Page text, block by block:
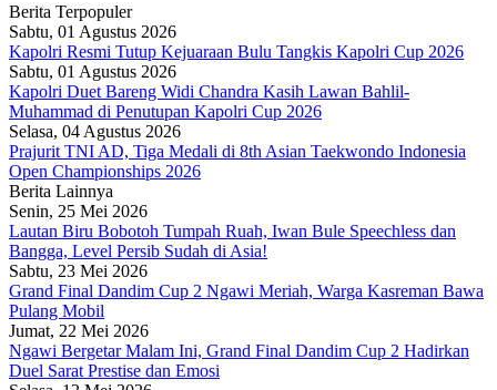
Berita Terpopuler
Sabtu, 01 Agustus 2026
Kapolri Resmi Tutup Kejuaraan Bulu Tangkis Kapolri Cup 2026
Sabtu, 01 Agustus 2026
Kapolri Duet Bareng Widi Chandra Kasih Lawan Bahlil-
Muhammad di Penutupan Kapolri Cup 2026
Selasa, 04 Agustus 2026
Prajurit TNI AD, Tiga Medali di 8th Asian Taekwondo Indonesia
Open Championships 2026
Berita Lainnya
Senin, 25 Mei 2026
Lautan Biru Bobotoh Tumpah Ruah, Iwan Bule Speechless dan
Bangga, Level Persib Sudah di Asia!
Sabtu, 23 Mei 2026
Grand Final Dandim Cup 2 Ngawi Meriah, Warga Kasreman Bawa
Pulang Mobil
Jumat, 22 Mei 2026
Ngawi Bergetar Malam Ini, Grand Final Dandim Cup 2 Hadirkan
Duel Sarat Prestise dan Emosi